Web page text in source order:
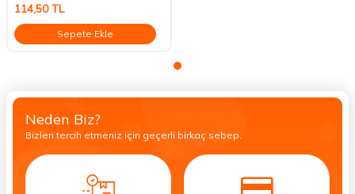
114,50TL
Sepete Ekle
Neden Biz?
Bizleri tercih etmeniz için geçerli birkaç sebep.